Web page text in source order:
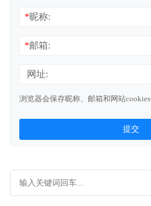
*昵称:
*邮箱:
网址:
浏览器会保存昵称、邮箱和网站